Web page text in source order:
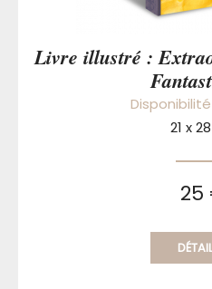
Livre illustré :
21 x
25